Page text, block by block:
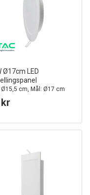
Ø17cm LED
Ø15,5 cm, Mål: Ø17 cm